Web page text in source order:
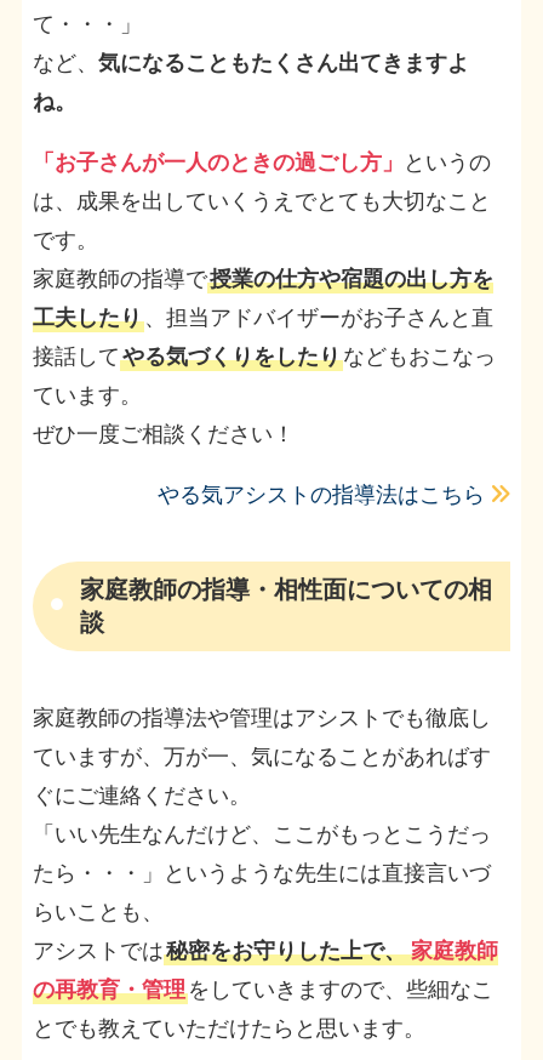
て・・・」
など、 気になることもたくさん出てきますよ
ね。
「お子さんが一人のときの過ごし方」
というの
は、成果を出していくうえでとても大切なこと
です。
家庭教師の指導で授業の仕方や宿題の出し方を
工夫したり、担当アドバイザーがお子さんと直
接話してやる気づくりをしたりなどもおこなっ
ています。
ぜひ一度ご相談ください！
やる気アシストの指導法はこちら
家庭教師の指導・相性面についての相
談
家庭教師の指導法や管理はアシストでも徹底し
ていますが、万が一、気になることがあればす
ぐにご連絡ください。
「いい先生なんだけど、ここがもっとこうだっ
たら・・・」というような先生には直接言いづ
らいことも、
アシストでは秘密をお守りした上で、 家庭教師
の再教育・管理をしていきますので、些細なこ
とでも教えていただけたらと思います。